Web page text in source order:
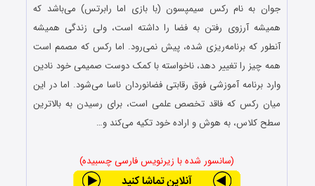
جوان به نام رکس سیمپسون (با بازی اما رابرتس) می‌باشد که
همیشه آرزوی رفتن به فضا را داشته است، ولی زندگی همیشه
آنطور که برنامه‌ریزی شده، پیش نمی‌رود. اما رکس که مصمم است
همه چیز را تغییر دهد، ناخواسته با کمک دوست صمیمی خود نادین
وارد برنامه آموزشی فوق رقابتی فضانوردان ناسا می‌شود. اما در این
میان رکس که فاقد تخصص علمی است، برای رسیدن به بالاترین
سطح کلاس، به هوش و اراده خود تکیه می‌کند و…
(سانسور شده با زیرنویس فارسی چسبیده)